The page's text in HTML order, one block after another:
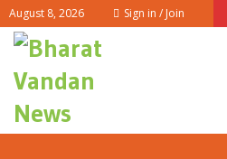
August 8, 2026 Sign in / Join